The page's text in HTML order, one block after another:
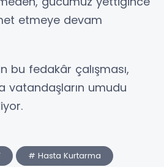
etmeye devam
bu fedakâr çalışması,
vatandaşların umudu
# Hasta Kurtarma